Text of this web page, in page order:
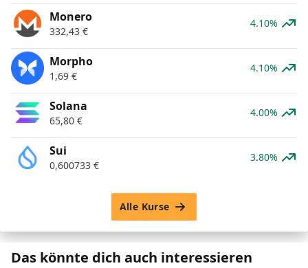
Monero
332,43 €
4.10%
Morpho
1,69 €
4.10%
Solana
65,80 €
4.00%
Sui
0,600733 €
3.80%
Alle Kurse
Das könnte dich auch interessieren